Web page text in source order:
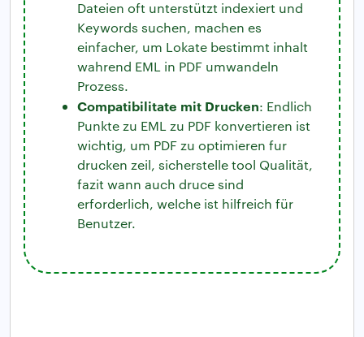
Dateien oft unterstützt indexiert und
Keywords suchen, machen es
einfacher, um Lokate bestimmt inhalt
wahrend EML in PDF umwandeln
Prozess.
Compatibilitate mit Drucken: Endlich
Punkte zu EML zu PDF konvertieren ist
wichtig, um PDF zu optimieren fur
drucken zeil, sicherstelle tool Qualität,
fazit wann auch druce sind
erforderlich, welche ist hilfreich für
Benutzer.